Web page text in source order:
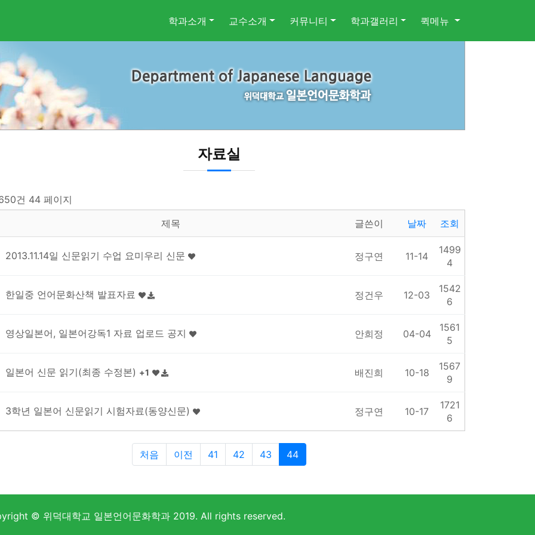
학과소개 교수소개 커뮤니티 학과갤러리 퀵메뉴
자료실
건 44 페이지
제목 글쓴이 날짜 조회
2013.11.14일 신문읽기 수업 요미우리 신문 정구연 11-14
1499
4
한일중 언어문화산책 발표자료 정건우 12-03
1542
6
영상일본어, 일본어강독1 자료 업로드 공지 안희정 04-04
1561
5
일본어 신문 읽기(최종 수정본) +1 배진희 10-18
1567
9
3학년 일본어 신문읽기 시험자료(동양신문) 정구연 10-17
1721
6
처음 이전 41 42 43 44
© 위덕대학교 일본언어문화학과 2019. All rights reserved.